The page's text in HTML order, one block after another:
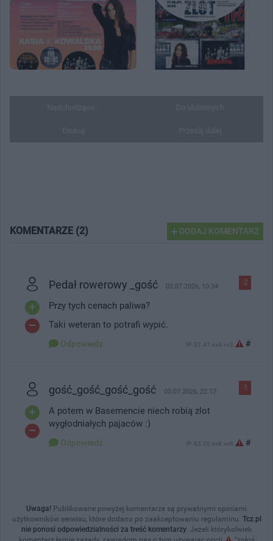
KOMENTARZE (2) DODAJ KOMENTARZ
-2
Pedał rowerowy _gość 02.07.2026, 10:34
Przy tych cenach paliwa?
Taki weteran to potrafi wypić.
Odpowiedz IP: 37.47.xx4.xx2 #
-1
gość_gość_gość_gość 03.07.2026, 22:17
A potem w Basemencie niech robią zlot
wygłodniałych pajaców :)
Odpowiedz IP: 83.20.xx8.xx6 #
Uwaga! Publikowane powyżej komentarze są prywatnymi opiniami
użytkowników serwisu, które dodano po zaakceptowaniu regulaminu. Tcz.pl
nie ponosi odpowiedzialności za treść komentarzy. Jeżeli którykolwiek